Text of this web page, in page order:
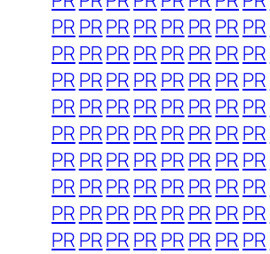
PR PRPR PR PR PR PR PR
PR PRPR PR PR PR PR PR
PR PRPR PR PR PR PR PR
PR PRPR PR PR PR PR PR
PR PRPR PR PR PR PR PR
PR PRPR PR PR PR PR PR
PR PRPR PR PR PR PR PR
PR PRPR PR PR PR PR PR
PR PRPR PR PR PR PR PR